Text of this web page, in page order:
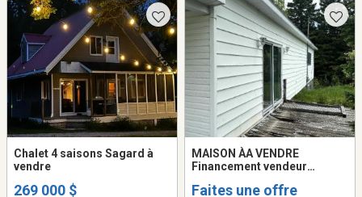
Chalet 4 saisons Sagard à
vendre
269 000 $
MAISON ÀA VENDRE
Financement vendeur
Faites une offre